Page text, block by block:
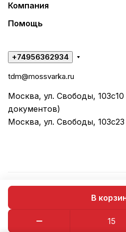
В
Компания
Помощь
+74956362934
tdm@mossvarka.ru
Москва, ул. Свободы,
документов)
Москва, ул. Свободы,
© 2026 ООО "ТД МОССВАРКА"